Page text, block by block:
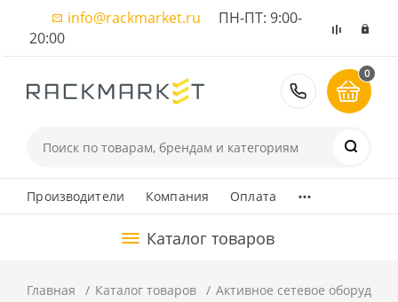
info@rackmarket.ru ПН-ПТ: 9:00-
20:00
8 (495)
0
Производители Компания Оплата ...
Каталог товаров
Главная Каталог товаров Активное сетевое